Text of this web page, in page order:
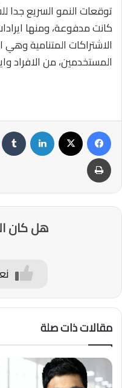
توقعات النمو السريع جدا
كانت مدفوعة، ومنها
الاشتراكات المتنامية
المستخدمين، من الافراد
هل كان
مقالات ذات صلة